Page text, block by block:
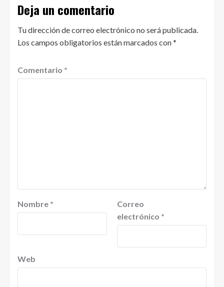
Deja un comentario
Tu dirección de correo electrónico no será publicada.
Los campos obligatorios están marcados con*
Comentario *
Nombre *
Correo
electrónico *
Web